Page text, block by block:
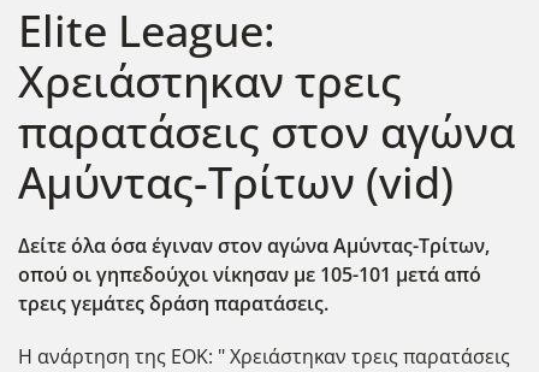
Elite League:
Χρειάστηκαν τρεις
παρατάσεις στον αγώνα
Αμύντας-Τρίτων (vid)
Δείτε όλα όσα έγιναν στον αγώνα Αμύντας-Τρίτων,
οπού οι γηπεδούχοι νίκησαν με 105-101 μετά από
τρεις γεμάτες δράση παρατάσεις.
Η ανάρτηση της ΕΟΚ: " Χρειάστηκαν τρεις παρατάσεις